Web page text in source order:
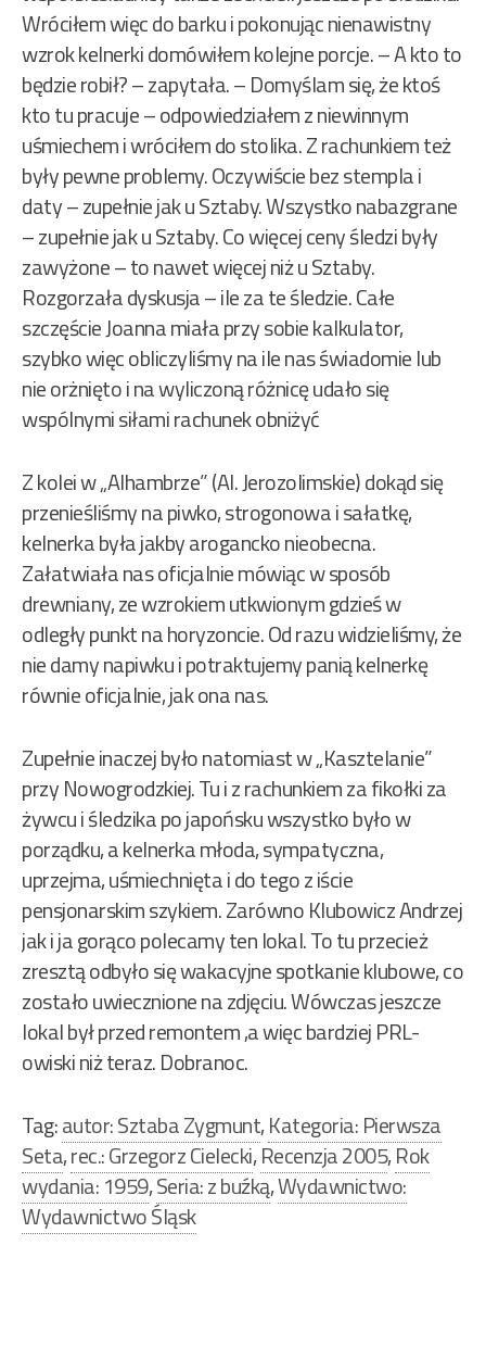
Wróciłem więc do barku i pokonując nienawistny
wzrok kelnerki domówiłem kolejne porcje. – A kto to
będzie robił? – zapytała. – Domyślam się, że ktoś
kto tu pracuje – odpowiedziałem z niewinnym
uśmiechem i wróciłem do stolika. Z rachunkiem też
były pewne problemy. Oczywiście bez stempla i
daty – zupełnie jak u Sztaby. Wszystko nabazgrane
– zupełnie jak u Sztaby. Co więcej ceny śledzi były
zawyżone – to nawet więcej niż u Sztaby.
Rozgorzała dyskusja – ile za te śledzie. Całe
szczęście Joanna miała przy sobie kalkulator,
szybko więc obliczyliśmy na ile nas świadomie lub
nie orżnięto i na wyliczoną różnicę udało się
wspólnymi siłami rachunek obniżyć
Z kolei w „Alhambrze” (Al. Jerozolimskie) dokąd się
przenieśliśmy na piwko, strogonowa i sałatkę,
kelnerka była jakby arogancko nieobecna.
Załatwiała nas oficjalnie mówiąc w sposób
drewniany, ze wzrokiem utkwionym gdzieś w
odległy punkt na horyzoncie. Od razu widzieliśmy, że
nie damy napiwku i potraktujemy panią kelnerkę
równie oficjalnie, jak ona nas.
Zupełnie inaczej było natomiast w „Kasztelanie”
przy Nowogrodzkiej. Tu i z rachunkiem za fikołki za
żywcu i śledzika po japońsku wszystko było w
porządku, a kelnerka młoda, sympatyczna,
uprzejma, uśmiechnięta i do tego z iście
pensjonarskim szykiem. Zarówno Klubowicz Andrzej
jak i ja gorąco polecamy ten lokal. To tu przecież
zresztą odbyło się wakacyjne spotkanie klubowe, co
zostało uwiecznione na zdjęciu. Wówczas jeszcze
lokal był przed remontem ,a więc bardziej PRL-
owiski niż teraz. Dobranoc.
Tag:autor: Sztaba Zygmunt,Kategoria: Pierwsza
Seta,rec.: Grzegorz Cielecki,Recenzja 2005,Rok
wydania: 1959,Seria: z buźką,Wydawnictwo:
Wydawnictwo Śląsk